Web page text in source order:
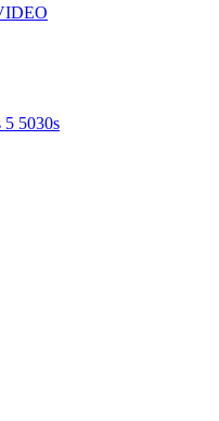
5030s